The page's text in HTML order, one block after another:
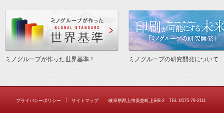
作った世界基準
ミノグループが作った世界基準！ ミノグループの研究開発について
プライバシーポリシー サイトマップ 岐阜県郡上市美並町上田8-2 TEL:0575-79-2111